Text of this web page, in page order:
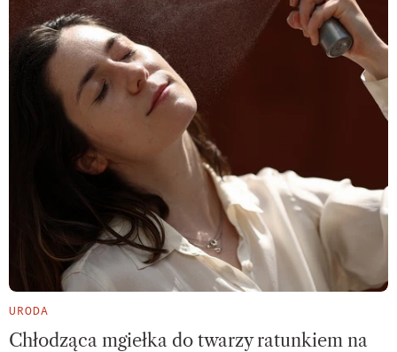
URODA
Chłodząca mgiełka do twarzy ratunkiem na